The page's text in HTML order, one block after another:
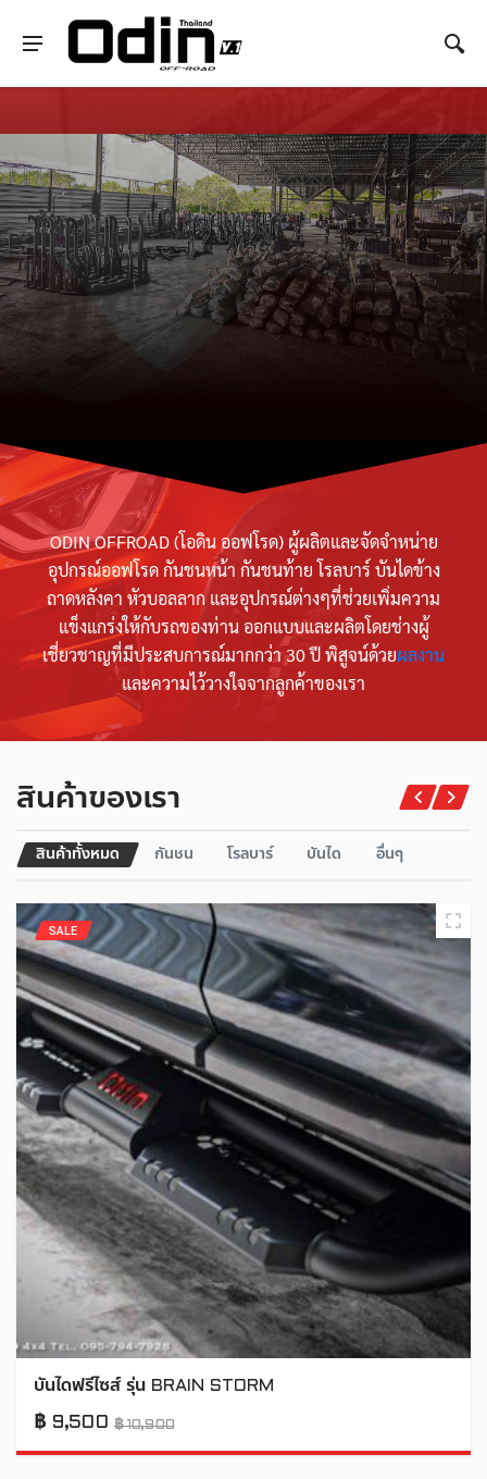
ODIN OFFROAD (โอดิน ออฟโรด) ผู้ผลิตและจัดจำหน่าย
อุปกรณ์ออฟโรด กันชนหน้า กันชนท้าย โรลบาร์ บันไดข้าง
ถาดหลังคา หัวบอลลาก และอุปกรณ์ต่างๆที่ช่วยเพิ่มความ
แข็งแกร่งให้กับรถของท่าน ออกแบบและผลิตโดยช่างผู้
เชี่ยวชาญที่มีประสบการณ์มากกว่า 30 ปี พิสูจน์ด้วยผลงาน
และความไว้วางใจจากลูกค้าของเรา
สินค้าของเรา
สินค้าทั้งหมด กันชน โรลบาร์ บันได อื่นๆ
SALE
บันไดฟรีไซส์ รุ่น BRAIN STORM
฿ 9,500 ฿10,900